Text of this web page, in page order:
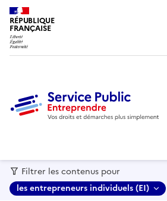
RÉPUBLIQUE
FRANÇAISE
Filtrer les contenus pour
les entrepreneurs individuels (EI)